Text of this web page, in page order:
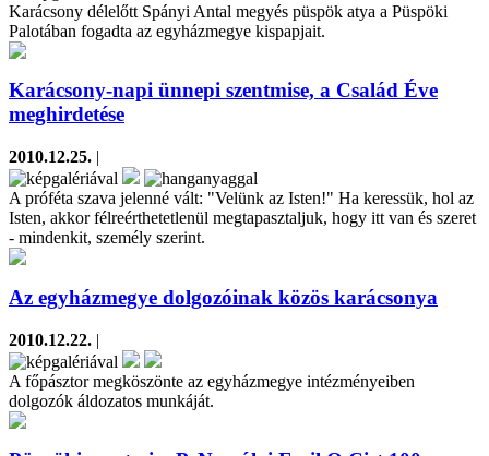
Karácsony délelőtt Spányi Antal megyés püspök atya a Püspöki
Palotában fogadta az egyházmegye kispapjait.
Karácsony-napi ünnepi szentmise, a Család Éve
meghirdetése
2010.12.25. |
A próféta szava jelenné vált: "Velünk az Isten!" Ha keressük, hol az
Isten, akkor félreérthetetlenül megtapasztaljuk, hogy itt van és szeret
- mindenkit, személy szerint.
Az egyházmegye dolgozóinak közös karácsonya
2010.12.22. |
A főpásztor megköszönte az egyházmegye intézményeiben
dolgozók áldozatos munkáját.